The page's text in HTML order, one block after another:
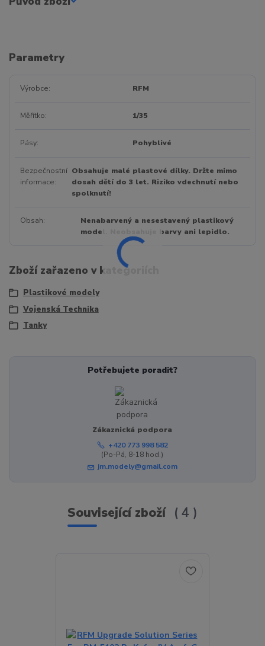
Parametry
Výrobce RFM
Měřítko 1/35
Pásy Pohyblivé
Bezpečnostní
informace
Obsahuje malé plastové dílky. Držte mimo
dosah dětí do 3 let. Riziko vdechnutí nebo
spolknutí!
Obsah
Nenabarvený a nesestavený plastikový
model. Neobsahuje barvy ani lepidlo.
Zboží zařazeno v kategoriích
Plastikové modely
Vojenská Technika
Tanky
Potřebujete poradit?
Zákaznická podpora
+420 773 998 582
(Po-Pá, 8-18 hod.)
jm.modely@gmail.com
Související zboží 4